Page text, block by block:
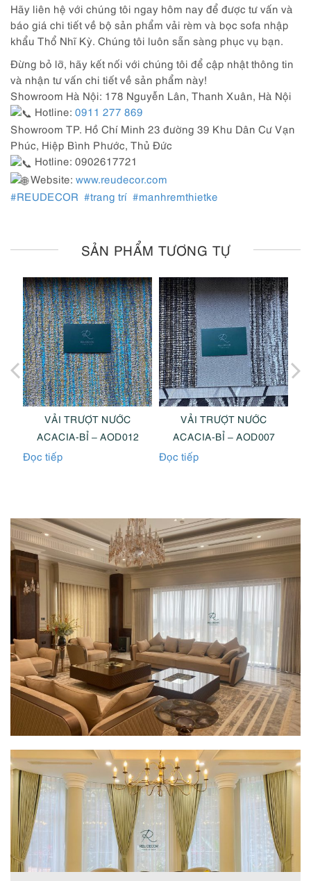
Hãy liên hệ với chúng tôi ngay hôm nay để được tư vấn và
báo giá chi tiết về bộ sản phẩm vải rèm và bọc sofa nhập
khẩu Thổ Nhĩ Kỳ. Chúng tôi luôn sẵn sàng phục vụ bạn.
Đừng bỏ lỡ, hãy kết nối với chúng tôi để cập nhật thông tin
và nhận tư vấn chi tiết về sản phẩm này!
Showroom Hà Nội: 178 Nguyễn Lân, Thanh Xuân, Hà Nội
Hotline: 0911 277 869
Showroom TP. Hồ Chí Minh 23 đường 39 Khu Dân Cư Vạn
Phúc, Hiệp Bình Phước, Thủ Đức
Hotline: 0902617721
Website: www.reudecor.com
#REUDECOR #trang trí #manhremthietke
SẢN PHẨM TƯƠNG TỰ
VẢI TRƯỢT NƯỚC
ACACIA-BỈ – AOD012
Đọc tiếp
VẢI TRƯỢT NƯỚC
ACACIA-BỈ – AOD007
Đọc tiếp